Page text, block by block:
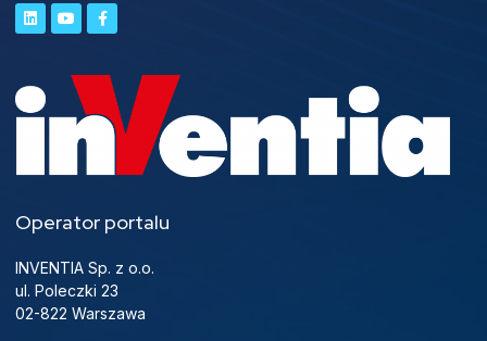
Operator portalu
INVENTIA Sp. z o.o.
ul. Poleczki 23
02-822 Warszawa